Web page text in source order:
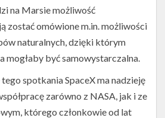
na Marsie możliwość
zostać omówione m.in. możliwości
naturalnych, dzięki którym
mogłaby być samowystarczalna.
spotkania SpaceX ma nadzieję
zarówno z NASA, jak i ze
którego członkowie od lat